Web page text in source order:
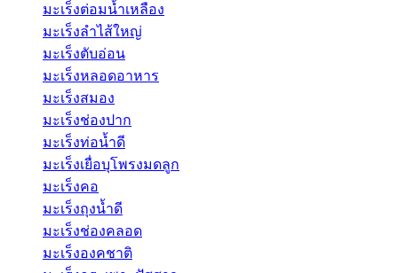
มะเร็งต่อมน้ำเหลือง
มะเร็งลำไส้ใหญ่
มะเร็งตับอ่อน
มะเร็งหลอดอาหาร
มะเร็งสมอง
มะเร็งช่องปาก
มะเร็งท่อน้ำดี
มะเร็งเยื่อบุโพรงมดลูก
มะเร็งคอ
มะเร็งถุงน้ำดี
มะเร็งช่องคลอด
มะเร็งองคชาติ